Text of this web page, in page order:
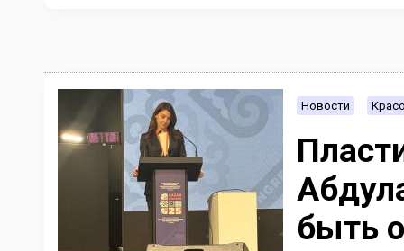
Новости
быть